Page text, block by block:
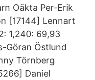
Oäkta Per-Erik
[17144] Lennart
1,240: 69,93
Göran Östlund
Törnberg
Daniel